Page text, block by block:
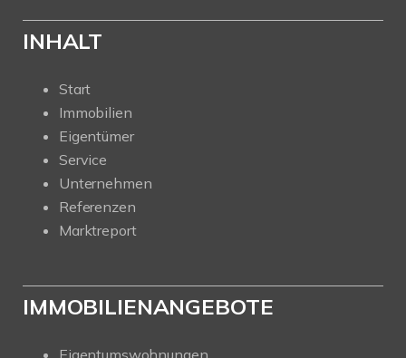
INHALT
Start
Immobilien
Eigentümer
Service
Unternehmen
Referenzen
Marktreport
IMMOBILIENANGEBOTE
Eigentumswohnungen